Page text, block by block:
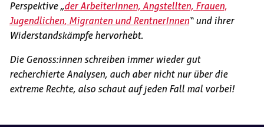
Perspektive „der ArbeiterInnen, Angstellten, Frauen,
Jugendlichen, Migranten und RentnerInnen“ und ihrer
Widerstandskämpfe hervorhebt.
Die Genoss:innen schreiben immer wieder gut
recherchierte Analysen, auch aber nicht nur über die
extreme Rechte, also schaut auf jeden Fall mal vorbei!